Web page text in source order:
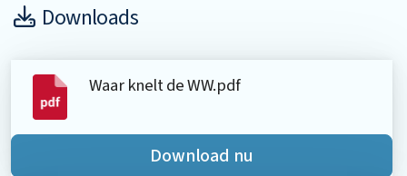
Downloads
Waar knelt de WW.pdf
Download nu